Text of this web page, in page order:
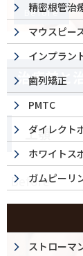
Before
治療前と
上顎
Before
精密根管治
マウスピー
インプラン
歯列矯正
PMTC
ダイレクト
ホワイトス
ガムピーリ
ストローマ